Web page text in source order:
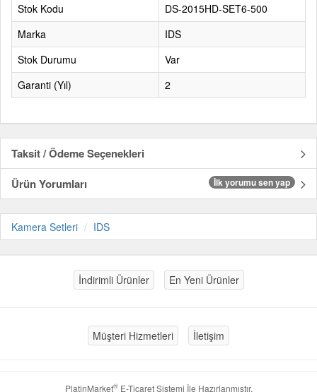
Stok Kodu
DS-2015HD-SET6-500
Marka
IDS
Stok Durumu
Var
Garanti (Yıl)
2
Taksit / Ödeme Seçenekleri
Ürün Yorumları
İlk yorumu sen yap
Kamera Setleri IDS
İndirimli Ürünler En Yeni Ürünler
Müşteri Hizmetleri İletişim
PlatinMarket®E-Ticaret Sistemi İle Hazırlanmıştır.